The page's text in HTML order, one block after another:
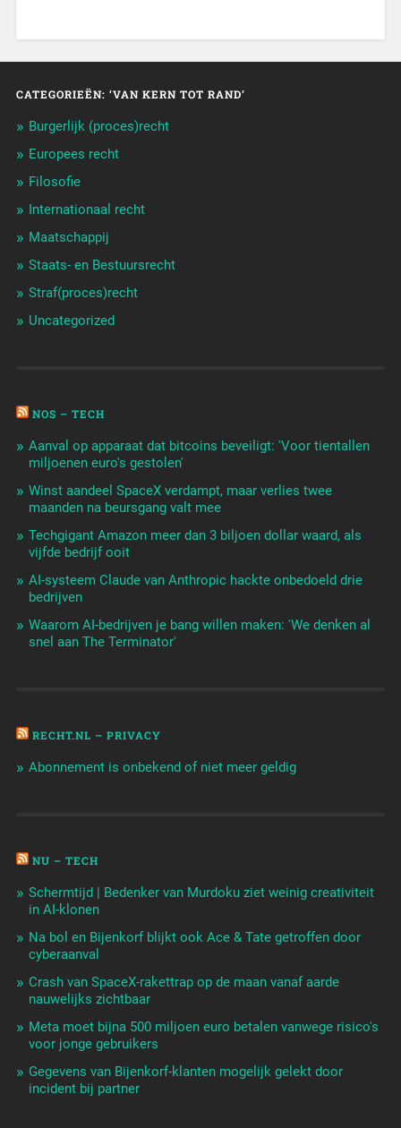
CATEGORIEËN: ‘VAN KERN TOT RAND’
Burgerlijk (proces)recht
Europees recht
Filosofie
Internationaal recht
Maatschappij
Staats- en Bestuursrecht
Straf(proces)recht
Uncategorized
NOS – TECH
Aanval op apparaat dat bitcoins beveiligt: 'Voor tientallen
miljoenen euro's gestolen'
Winst aandeel SpaceX verdampt, maar verlies twee
maanden na beursgang valt mee
Techgigant Amazon meer dan 3 biljoen dollar waard, als
vijfde bedrijf ooit
AI-systeem Claude van Anthropic hackte onbedoeld drie
bedrijven
Waarom AI-bedrijven je bang willen maken: 'We denken al
snel aan The Terminator'
RECHT.NL – PRIVACY
Abonnement is onbekend of niet meer geldig
NU – TECH
Schermtijd | Bedenker van Murdoku ziet weinig creativiteit
in AI-klonen
Na bol en Bijenkorf blijkt ook Ace & Tate getroffen door
cyberaanval
Crash van SpaceX-rakettrap op de maan vanaf aarde
nauwelijks zichtbaar
Meta moet bijna 500 miljoen euro betalen vanwege risico's
voor jonge gebruikers
Gegevens van Bijenkorf-klanten mogelijk gelekt door
incident bij partner